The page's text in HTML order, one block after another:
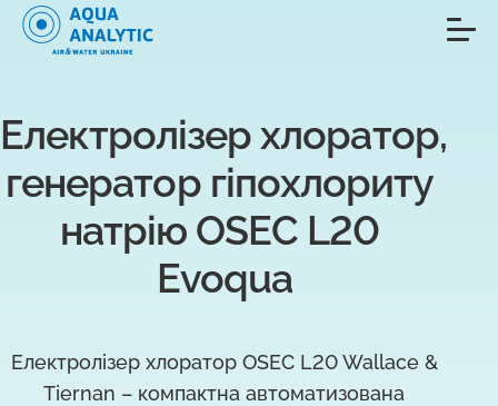
Електролізер хлоратор,
генератор гіпохлориту
натрію OSEC L20
Evoqua
Електролізер хлоратор OSEC L20 Wallace &
Tiernan – компактна автоматизована